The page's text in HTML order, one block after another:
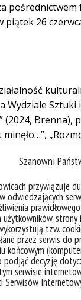
Szanowni
przywiązuje
odwiedzających
tzw.
przez serwis do
końcowym
podjąć decyzję
serwisie
Serwisów
pośrednictwem
26
Sztuki i
Brenna),
Jako
w
oraz
została
na XXIV